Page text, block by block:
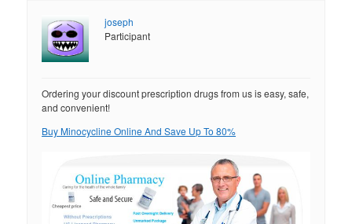
joseph
Participant
Ordering your discount prescription drugs from us is easy, safe,
and convenient!
Buy Minocycline Online And Save Up To 80%